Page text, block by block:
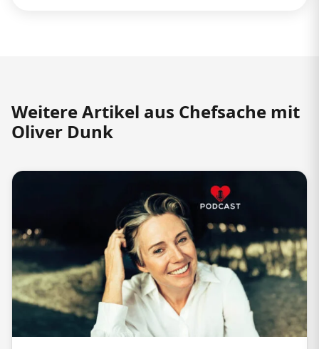
Weitere Artikel aus Chefsache mit
Oliver Dunk